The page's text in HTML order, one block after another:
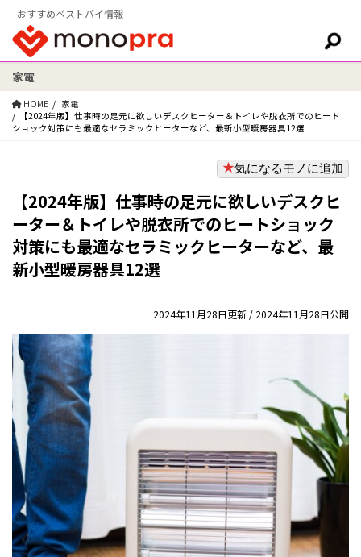
おすすめベストバイ情報
検索:
家電
HOME
家電
【2024年版】仕事時の足元に欲しいデスクヒーター＆トイレや脱衣所でのヒート
ショック対策にも最適なセラミックヒーターなど、最新小型暖房器具12選
気になるモノに追加
【2024年版】仕事時の足元に欲しいデスクヒ
ーター＆トイレや脱衣所でのヒートショック
対策にも最適なセラミックヒーターなど、最
新小型暖房器具12選
2024年11月28日更新 / 2024年11月28日公開